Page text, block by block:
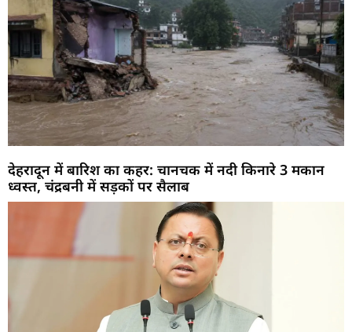
देहरादून में बारिश का कहर: चानचक में नदी किनारे 3 मकान
ध्वस्त, चंद्रबनी में सड़कों पर सैलाब